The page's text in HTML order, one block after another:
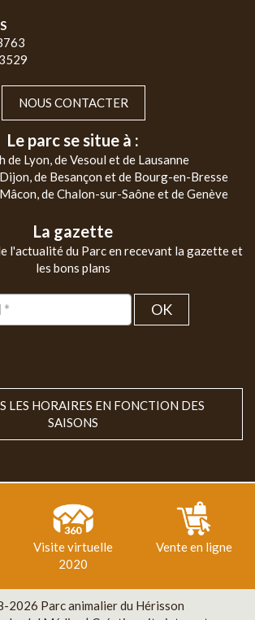
NOUS CONTACTER
Le parc se situe à :
de Lyon, de Vesoul et de Lausanne
de Besançon et de Bourg-en-Bresse
de Chalon-sur-Saône et de Genève
La gazette
l'actualité du Parc en recevant la gazette et
les bons plans
OK
LES HORAIRES EN FONCTION DES
SAISONS
Visite virtuelle
2020
Vente en ligne
2026 Parc animalier du Hérisson